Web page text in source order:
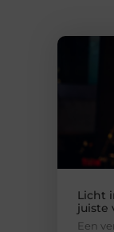
Licht
juiste
Een